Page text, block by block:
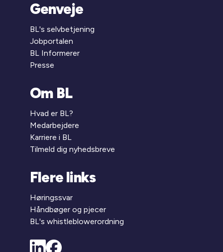
Genveje
BL's selvbetjening
Jobportalen
BL Informerer
Presse
Om BL
Hvad er BL?
Medarbejdere
Karriere i BL
Tilmeld dig nyhedsbreve
Flere links
Høringssvar
Håndbøger og pjecer
BL's whistleblowerordning